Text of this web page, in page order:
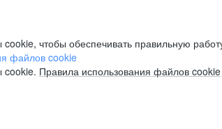
чтобы обеспечивать правильную
файлов cookie
Правила использования файлов cookie